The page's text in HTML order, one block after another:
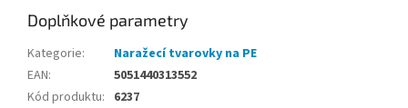
Doplňkové parametry
Kategorie:
Naražecí tvarovky na PE
EAN:
5051440313552
Kód produktu: 6237